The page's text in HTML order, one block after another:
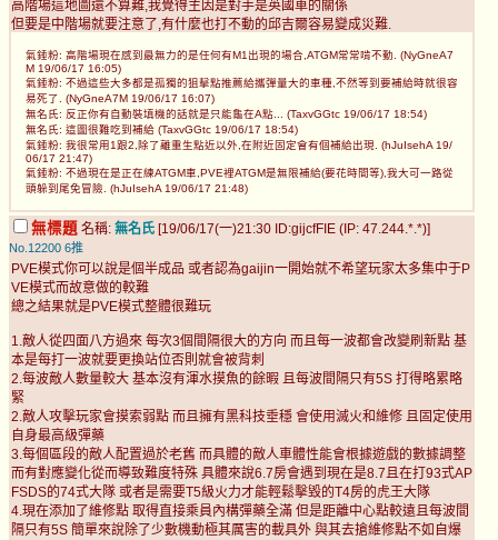
高階場這地圖還不算難,我覺得主因是對手是英國車的關係
但要是中階場就要注意了,有什麼也打不動的邱吉爾容易變成災難.
氣錘粉: 高階場現在感到最無力的是任何有M1出現的場合,ATGM常常啃不動. (NyGneA7
M 19/06/17 16:05)
氣錘粉: 不過這些大多都是孤獨的狙擊點推薦給攜彈量大的車種,不然等到要補給時就很容
易死了. (NyGneA7M 19/06/17 16:07)
無名氏: 反正你有自動裝填機的話就是只能龜在A點... (TaxvGGtc 19/06/17 18:54)
無名氏: 這圖很難吃到補給 (TaxvGGtc 19/06/17 18:54)
氣錘粉: 我很常用1跟2,除了離重生點近以外,在附近固定會有個補給出現. (hJuIsehA 19/
06/17 21:47)
氣錘粉: 不過現在是正在練ATGM車,PVE裡ATGM是無限補給(要花時間等),我大可一路從
頭躲到尾免冒險. (hJuIsehA 19/06/17 21:48)
無標題 名稱: 無名氏 [19/06/17(一)21:30 ID:gijcfFIE (IP: 47.244.*.*)]
No.12200 6推
PVE模式你可以說是個半成品 或者認為gaijin一開始就不希望玩家太多集中于P
VE模式而故意做的較難
總之結果就是PVE模式整體很難玩
1.敵人從四面八方過來 每次3個間隔很大的方向 而且每一波都會改變刷新點 基
本是每打一波就要更換站位否則就會被背刺
2.每波敵人數量較大 基本沒有渾水摸魚的餘暇 且每波間隔只有5S 打得略累略
緊
2.敵人攻擊玩家會摸索弱點 而且擁有黑科技垂穩 會使用滅火和維修 且固定使用
自身最高級彈藥
3.每個區段的敵人配置過於老舊 而具體的敵人車體性能會根據遊戲的數據調整
而有對應變化從而導致難度特殊 具體來說6.7房會遇到現在是8.7且在打93式AP
FSDS的74式大隊 或者是需要T5級火力才能輕鬆擊毀的T4房的虎王大隊
4.現在添加了維修點 取得直接乘員內構彈藥全滿 但是距離中心點較遠且每波間
隔只有5S 簡單來說除了少數機動極其厲害的載具外 與其去搶維修點不如自爆